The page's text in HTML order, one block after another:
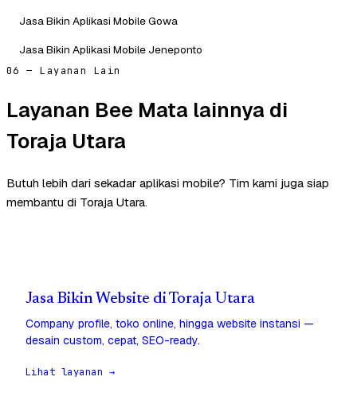
Jasa Bikin Aplikasi Mobile Gowa
Jasa Bikin Aplikasi Mobile Jeneponto
06 — Layanan Lain
Layanan Bee Mata lainnya di
Toraja Utara
Butuh lebih dari sekadar aplikasi mobile? Tim kami juga siap
membantu di Toraja Utara.
Jasa Bikin Website di Toraja Utara
Company profile, toko online, hingga website instansi —
desain custom, cepat, SEO-ready.
Lihat layanan →